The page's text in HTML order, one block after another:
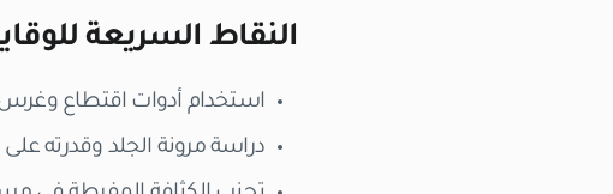
النقاط السريعة
استخدام أدوات اقتطاع
دراسة مرونة الجلد وقدرته على